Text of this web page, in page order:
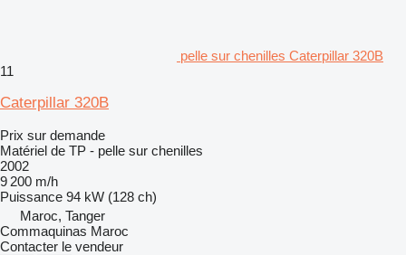
pelle sur chenilles Caterpillar 320B
11
Caterpillar 320B
Prix sur demande
Matériel de TP - pelle sur chenilles
2002
9 200 m/h
Puissance 94 kW (128 ch)
Maroc, Tanger
Commaquinas Maroc
Contacter le vendeur